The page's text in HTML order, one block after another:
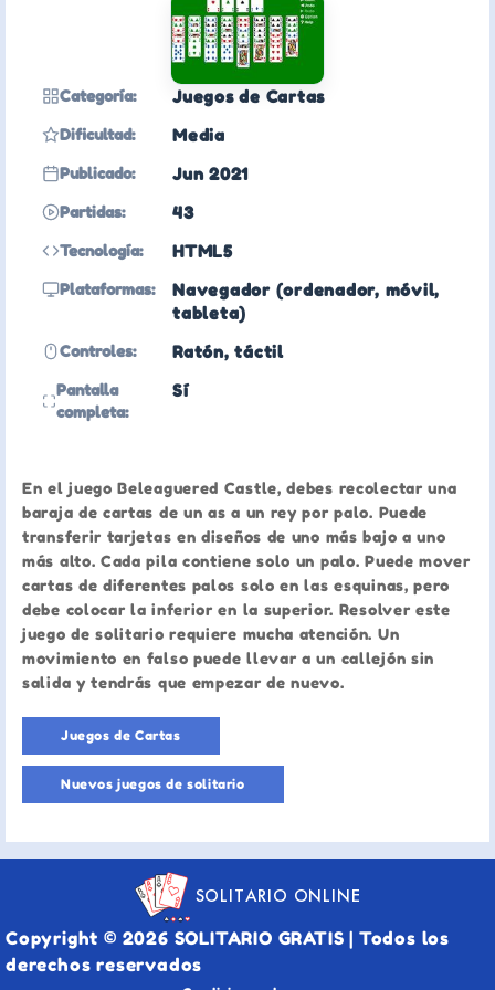
Categoría: Juegos de Cartas
Dificultad: Media
Publicado: Jun 2021
Partidas: 43
Tecnología: HTML5
Plataformas:
Navegador (ordenador, móvil,
tableta)
Controles: Ratón, táctil
Pantalla
completa:
Sí
En el juego Beleaguered Castle, debes recolectar una
baraja de cartas de un as a un rey por palo. Puede
transferir tarjetas en diseños de uno más bajo a uno
más alto. Cada pila contiene solo un palo. Puede mover
cartas de diferentes palos solo en las esquinas, pero
debe colocar la inferior en la superior. Resolver este
juego de solitario requiere mucha atención. Un
movimiento en falso puede llevar a un callejón sin
salida y tendrás que empezar de nuevo.
Juegos de Cartas
Nuevos juegos de solitario
SOLITARIO ONLINE
Copyright © 2026 SOLITARIO GRATIS | Todos los
derechos reservados